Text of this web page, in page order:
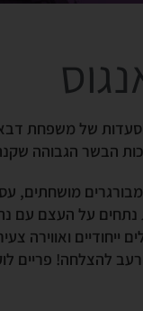
של משפחת
הבשר הגבוהה
מושחתים,
על העצם עם
ייחודיים ואווירה
ורעב להצלחה!